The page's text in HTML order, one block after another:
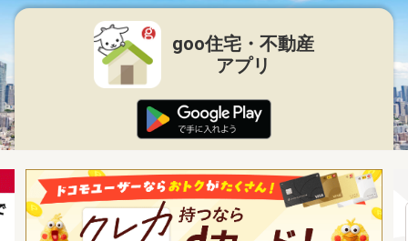
goo住宅・不動産
アプリ